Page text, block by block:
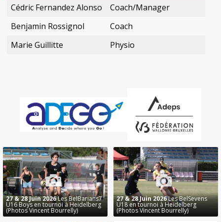
Cédric Fernandez Alonso
Coach/Manager
Benjamin Rossignol
Coach
Marie Guillitte
Physio
27 & 28 Juin 2026Les BelBarians7
U16 Boys en tournoi à Heidelberg
(Photos Vincent Bourrelly)
27 & 28 Juin 2026Les BelSevens
U18 en tournoi à Heidelberg
(Photos Vincent Bourrelly)